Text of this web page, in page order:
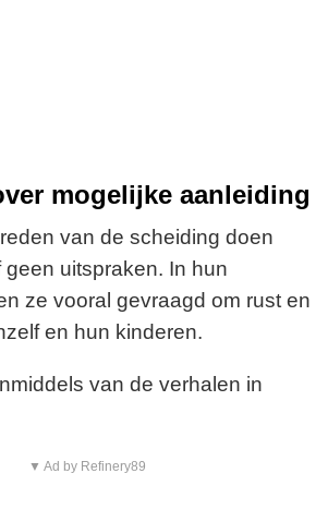
mogelijke aanleiding
van de scheiding doen
geen uitspraken. In hun
ze vooral gevraagd om rust en
en hun kinderen.
van de verhalen in
▼ Ad by Refinery89